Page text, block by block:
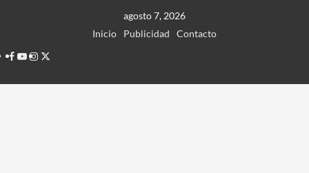
agosto 7, 2026
Inicio
Publicidad
Contacto
Facebook
Youtube
Instagram
Twitter